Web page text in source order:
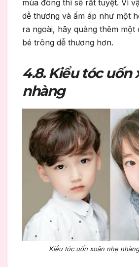
mùa đông thì sẽ rất tuyệt. Vì
dễ thương và ấm áp như một
ra ngoài, hãy quàng thêm một
bé trông dễ thương hơn.
4.8. Kiểu tóc uốn
nhàng
Kiểu tóc uốn xoăn nhẹ